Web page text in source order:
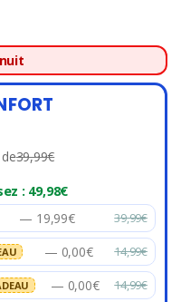
39,99€
: 49,98€
— 19,99€ 39,99€
— 0,00€ 14,99€
— 0,00€ 14,99€